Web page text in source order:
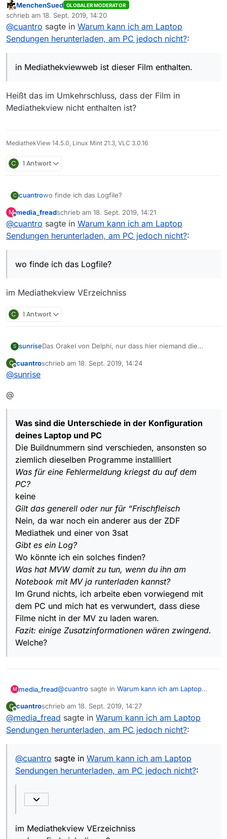
Auf beiden ist W10 installiert und MV 13.3.
Seltsamerweise kann ich am Laptop die Sendung
Wilsberg ‘Frischfleisch’ herunterladen, am PC jedoch
nicht. Die Filmliste ist bei beiden gleich alt.
in Mediathekviewweb ist dieser Film enthalten.
Offline
MenchenSued GLOBALER MODERATOR
schrieb am 18. Sept. 2019, 14:20
zuletzt editiert von
@cuantro sagte in Warum kann ich am Laptop
Sendungen herunterladen, am PC jedoch nicht?:
in Mediathekviewweb ist dieser Film enthalten.
Heißt das im Umkehrschluss, dass der Film in
Mediathekview nicht enthalten ist?
MediathekView 14.5.0, Linux Mint 21.3, VLC 3.0.16
C 1 Antwort
C cuantrowo finde ich das Logfile?
M
Offline
media_freadschrieb am 18. Sept. 2019, 14:21
zuletzt editiert von
@cuantro sagte in Warum kann ich am Laptop
Sendungen herunterladen, am PC jedoch nicht?:
wo finde ich das Logfile?
im Mediathekview VErzeichniss
C 1 Antwort
S sunriseDas Orakel von Delphi, nur dass hier niemand die
Konfiguration deines Notebooks und des PC? Was für
C
Offline
cuantroschrieb am 18. Sept. 2019, 14:24
zuletzt editiert von
@sunrise
@
Was sind die Unterschiede in der Konfiguration
deines Laptop und PC
Die Buildnummern sind verschieden, ansonsten so
ziemlich dieselben Programme installliert
Was für eine Fehlermeldung kriegst du auf dem
PC?
keine
Gilt das generell oder nur für “Frischfleisch
Nein, da war noch ein anderer aus der ZDF
Mediathek und einer von 3sat
Gibt es ein Log?
Wo könnte ich ein solches finden?
Was hat MVW damit zu tun, wenn du ihn am
Notebook mit MV ja runterladen kannst?
Im Grund nichts, ich arbeite eben vorwiegend mit
dem PC und mich hat es verwundert, dass diese
Filme nicht in der MV zu laden waren.
Fazit: einige Zusatzinformationen wären zwingend.
Welche?
M media_fread@cuantro sagte in Warum kann ich am Laptop
wo finde ich das Logfile?
C
Offline
cuantroschrieb am 18. Sept. 2019, 14:27
zuletzt editiert von
@media_fread sagte in Warum kann ich am Laptop
Sendungen herunterladen, am PC jedoch nicht?:
@cuantro sagte in Warum kann ich am Laptop
Sendungen herunterladen, am PC jedoch nicht?:
im Mediathekview VErzeichniss